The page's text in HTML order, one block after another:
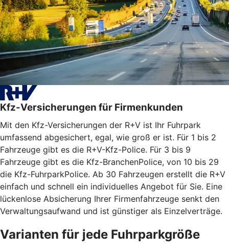
Kfz-Versicherungen für Firmenkunden
Mit den Kfz-Versicherungen der R+V ist Ihr Fuhrpark
umfassend abgesichert, egal, wie groß er ist. Für 1 bis 2
Fahrzeuge gibt es die R+V-Kfz-Police. Für 3 bis 9
Fahrzeuge gibt es die Kfz-BranchenPolice, von 10 bis 29
die Kfz-FuhrparkPolice. Ab 30 Fahrzeugen erstellt die R+V
einfach und schnell ein individuelles Angebot für Sie. Eine
lückenlose Absicherung Ihrer Firmenfahrzeuge senkt den
Verwaltungsaufwand und ist günstiger als Einzelverträge.
Varianten für jede Fuhrparkgröße